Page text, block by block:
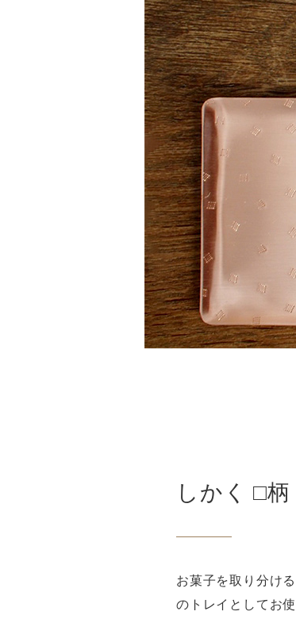
しかく □柄
お菓子を取り分け
のトレイとしてお